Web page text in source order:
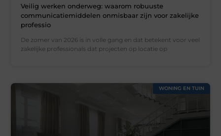
Veilig werken onderweg: waarom robuuste
communicatiemiddelen onmisbaar zijn voor zakelijke
professio
De zomer van 2026 is in volle gang en dat betekent voor veel
zakelijke professionals dat projecten op locatie op
WONING EN TUIN